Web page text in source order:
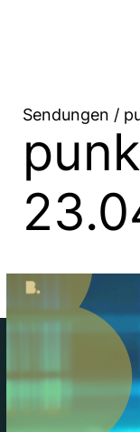
Sendungen
TV
Suche
Sendungen /